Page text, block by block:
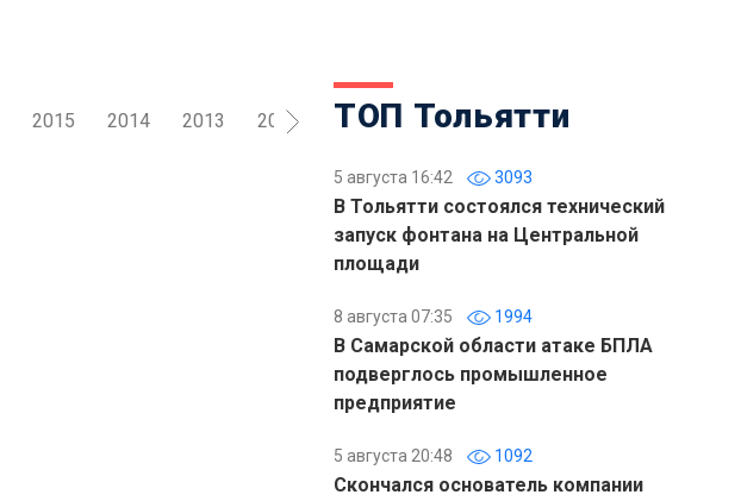
2015 2014 2013 2012 2011 2010 2009 2008
ТОП Тольятти
5 августа 16:42 3093
В Тольятти состоялся технический
запуск фонтана на Центральной
площади
8 августа 07:35 1994
В Самарской области атаке БПЛА
подверглось промышленное
предприятие
5 августа 20:48 1092
Скончался основатель компании